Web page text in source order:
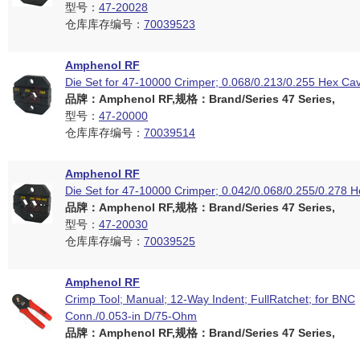
型号： 47-20028
仓库库存编号： 70039523
Amphenol RF
Die Set for 47-10000 Crimper; 0.068/0.213/0.255 Hex
品牌：Amphenol RF,规格：Brand/Series 47 Series,
型号： 47-20000
仓库库存编号： 70039514
Amphenol RF
Die Set for 47-10000 Crimper; 0.042/0.068/0.255/0.278
品牌：Amphenol RF,规格：Brand/Series 47 Series,
型号： 47-20030
仓库库存编号： 70039525
Amphenol RF
Crimp Tool; Manual; 12-Way Indent; FullRatchet; for BNC
Conn./0.053-in D/75-Ohm
品牌：Amphenol RF,规格：Brand/Series 47 Series,